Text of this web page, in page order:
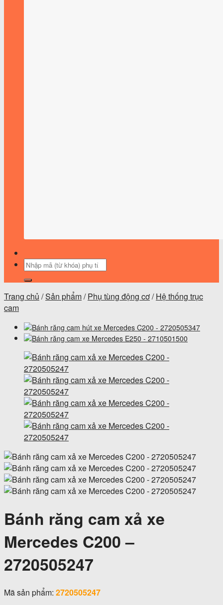
Tìm
Trang chủ /Sản phẩm/ Phụ tùng động cơ/ Hệ thống trục
cam
Bánh răng cam xả xe
Mercedes C200 –
2720505247
Mã sản phẩm: 2720505247